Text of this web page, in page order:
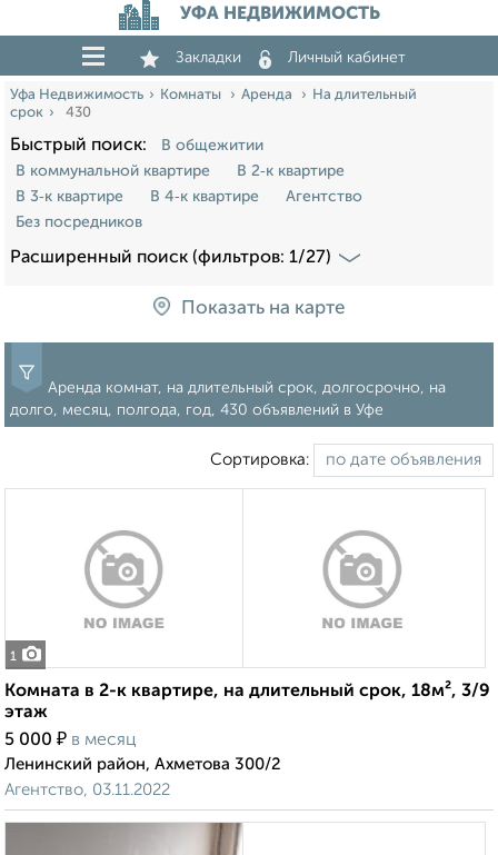
УФА НЕДВИЖИМОСТЬ
Закладки Личный кабинет
Уфа Недвижимость Комнаты Аренда
На длительный
срок
430
Быстрый поиск:
В общежитии
В коммунальной квартире
В 2‑к квартире
В 3‑к квартире
В 4‑к квартире
Агентство
Без посредников
Расширенный поиск (фильтров: 1/27)
Показать на карте
Аренда комнат, на длительный срок, долгосрочно, на
долго, месяц, полгода, год, 430 объявлений в Уфе
Сортировка:
1
Комната в 2-к квартире, на длительный срок, 18м², 3/9
этаж
5 000 ₽ в месяц
Ленинский район, Ахметова 300/2
Агентство, 03.11.2022